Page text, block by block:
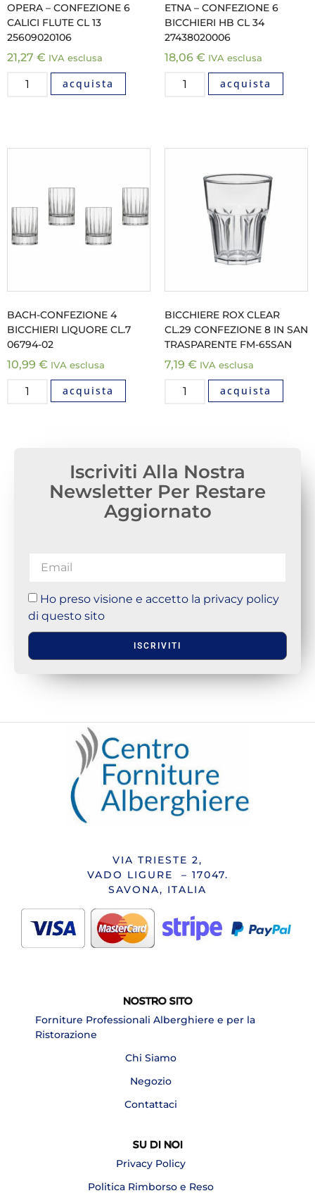
OPERA – CONFEZIONE 6
CALICI FLUTE CL 13
25609020106
21,27 € IVA esclusa
acquista
ETNA – CONFEZIONE 6
BICCHIERI HB CL 34
27438020006
18,06 € IVA esclusa
acquista
BACH-CONFEZIONE 4
BICCHIERI LIQUORE CL.7
06794-02
10,99 € IVA esclusa
acquista
BICCHIERE ROX CLEAR
CL.29 CONFEZIONE 8 IN SAN
TRASPARENTE FM-65SAN
7,19 € IVA esclusa
acquista
Iscriviti Alla Nostra
Newsletter Per Restare
Aggiornato
Ho preso visione e accetto la privacy policy
di questo sito
ISCRIVITI
VIA TRIESTE 2,
VADO LIGURE – 17047.
SAVONA, ITALIA
NOSTRO SITO
Forniture Professionali Alberghiere e per la
Ristorazione
Chi Siamo
Negozio
Contattaci
SU DI NOI
Privacy Policy
Politica Rimborso e Reso